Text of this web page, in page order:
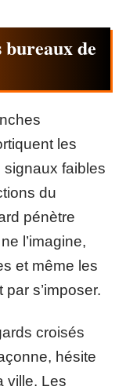
de
les
faibles
du
pénètre
l’imagine,
et même les
s’imposer.
croisés
hésite
ville. Les